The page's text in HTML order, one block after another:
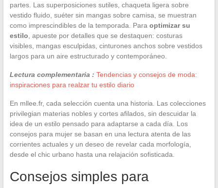
partes. Las superposiciones sutiles, chaqueta ligera sobre
vestido fluido, suéter sin mangas sobre camisa, se muestran
como imprescindibles de la temporada. Para optimizar su
estilo , apueste por detalles que se destaquen: costuras
visibles, mangas esculpidas, cinturones anchos sobre vestidos
largos para un aire estructurado y contemporáneo.
Lectura complementaria : Tendencias y consejos de moda:
inspiraciones para realzar tu estilo diario
En mllee.fr, cada selección cuenta una historia. Las colecciones
privilegian materias nobles y cortes afilados, sin descuidar la
idea de un estilo pensado para adaptarse a cada día. Los
consejos para mujer se basan en una lectura atenta de las
corrientes actuales y un deseo de revelar cada morfología,
desde el chic urbano hasta una relajación sofisticada.
Consejos simples para